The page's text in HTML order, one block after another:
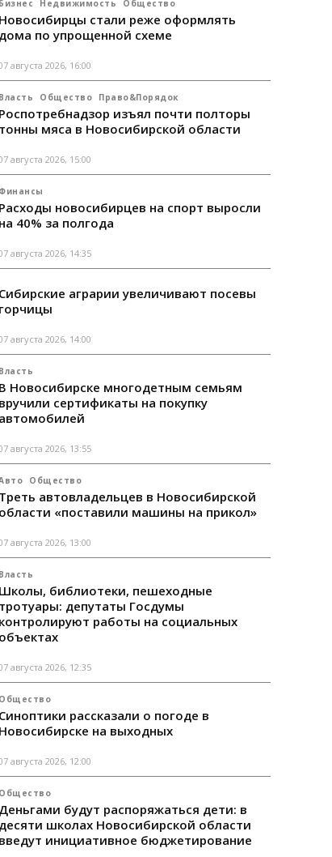
Бизнес Недвижимость Общество
Новосибирцы стали реже оформлять
дома по упрощенной схеме
августа 2026, 16:00
Власть Общество Право&Порядок
Роспотребнадзор изъял почти полторы
тонны мяса в Новосибирской области
августа 2026, 15:00
Финансы
Расходы новосибирцев на спорт выросли
на 40% за полгода
августа 2026, 14:35
Сибирские аграрии увеличивают посевы
горчицы
августа 2026, 14:00
Власть
В Новосибирске многодетным семьям
вручили сертификаты на покупку
автомобилей
августа 2026, 13:55
Общество
Треть автовладельцев в Новосибирской
области «поставили машины на прикол»
августа 2026, 13:00
Власть
Школы, библиотеки, пешеходные
тротуары: депутаты Госдумы
контролируют работы на социальных
объектах
августа 2026, 12:35
Общество
Синоптики рассказали о погоде в
Новосибирске на выходных
августа 2026, 12:00
Общество
Деньгами будут распоряжаться дети: в
десяти школах Новосибирской области
введут инициативное бюджетирование